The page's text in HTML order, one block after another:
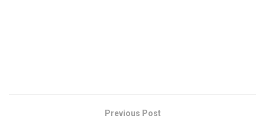
Previous Post